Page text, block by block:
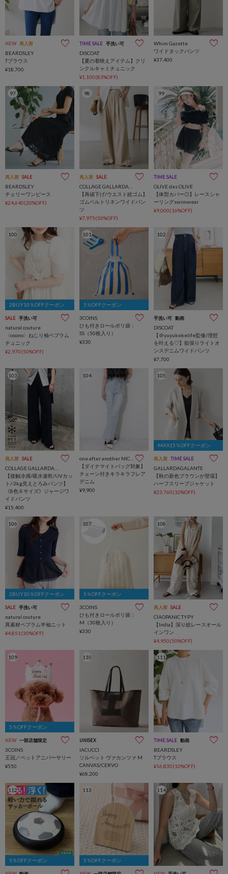
NEW 再入荷
BEARDSLEY
Tブラウス
¥18,700
TIME SALE 手洗い可
DISCOAT
【夏の着映えアイテム】クリ
ンクルキャミチュニック
¥1,100(83%OFF)
Whim Gazette
ワイドタックパンツ
¥37,400
97
再入荷 SALE
BEARDSLEY
チェリーワンピース
¥24,640(20%OFF)
98
再入荷 SALE
【再値下げ/ウエスト総ゴム】
ゴムベルトリネンワイドパン
ツ
¥7,975(50%OFF)
99
TIME SALE
OLIVE des OLIVE
【体型カバー◎】レースシャ
ーリングswimwear
¥9,000(16%OFF)
100
2BUY10％OFFクーポン
SALE 手洗い可
natural couture
〈osono〉ねじり袖ペプラム
チュニック
¥2,970(50%OFF)
101
5％OFFクーポン
3COINS
ひも付きロールポリ袋：
SS（50枚入り）
¥330
102
手洗い可 動画
DISCOAT
【＠yuyukekelife監修/理想
を叶える♡】欲張りライトオ
ンスデニムワイドパンツ
¥7,700
103
再入荷 SALE
【接触冷感/吸水速乾/UVカッ
ト/-3kg見えとろみパンツ】
《8色６サイズ》ジャージワ
イドパンツ
¥15,400
104
【ダイナマイトバッグ対象】
チェーン付きキラキラフレア
デニム
¥9,900
105
MAX15％OFFクーポン
再入荷 TIME SALE
GALLARDAGALANTE
【秋の新色ブラウンが登場】
ハーフスリーブジャケット
¥23,760(10%OFF)
106
2BUY10％OFFクーポン
SALE 手洗い可
natural couture
異素材ペプラム半袖ニット
¥4,851(30%OFF)
107
5％OFFクーポン
3COINS
ひも付きロールポリ袋：
M（30枚入り）
¥330
108
再入荷 SALE
CIAOPANIC TYPY
【India】深Ｕ総レースオール
インワン
¥4,950(50%OFF)
109
5％OFFクーポン
NEW 一部店舗限定
3COINS
王冠／ペットアニバーサリー
¥550
110
UNISEX
IACUCCI
ソルベット ヴァカンツァ M
CANVAS/CERVO
¥68,200
111
TIME SALE 動画
BEARDSLEY
Tブラウス
¥16,830(10%OFF)
112
5％OFFクーポン
113
5％OFFクーポン
114